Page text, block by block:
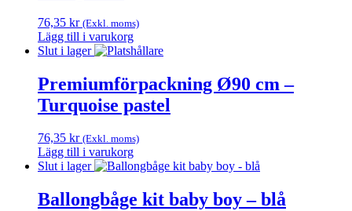
76,35 kr (Exkl. moms)
Lägg till i varukorg
Slut i lager
Premiumförpackning Ø90 cm –
Turquoise pastel
76,35 kr (Exkl. moms)
Lägg till i varukorg
Slut i lager
Ballongbåge kit baby boy – blå